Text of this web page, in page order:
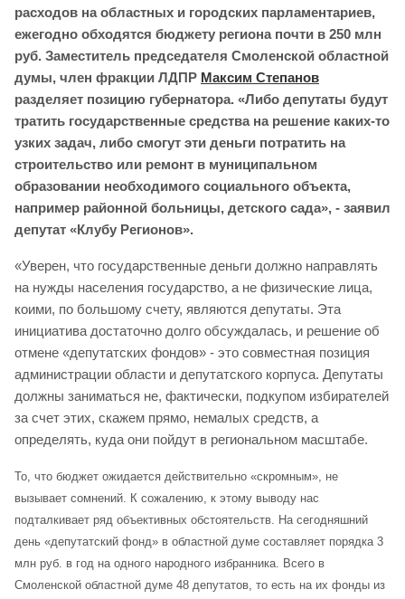
расходов на областных и городских парламентариев,
ежегодно обходятся бюджету региона почти в 250 млн
руб. Заместитель председателя Смоленской областной
думы, член фракции ЛДПР Максим Степанов
разделяет позицию губернатора. «Либо депутаты будут
тратить государственные средства на решение каких-то
узких задач, либо смогут эти деньги потратить на
строительство или ремонт в муниципальном
образовании необходимого социального объекта,
например районной больницы, детского сада», - заявил
депутат «Клубу Регионов».
«Уверен, что государственные деньги должно направлять
на нужды населения государство, а не физические лица,
коими, по большому счету, являются депутаты. Эта
инициатива достаточно долго обсуждалась, и решение об
отмене «депутатских фондов» - это совместная позиция
администрации области и депутатского корпуса. Депутаты
должны заниматься не, фактически, подкупом избирателей
за счет этих, скажем прямо, немалых средств, а
определять, куда они пойдут в региональном масштабе.
То, что бюджет ожидается действительно «скромным», не
вызывает сомнений. К сожалению, к этому выводу нас
подталкивает ряд объективных обстоятельств. На сегодняшний
день «депутатский фонд» в областной думе составляет порядка 3
млн руб. в год на одного народного избранника. Всего в
Смоленской областной думе 48 депутатов, то есть на их фонды из